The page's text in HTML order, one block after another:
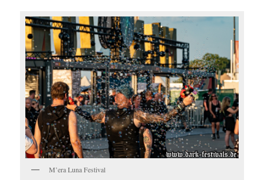
M’era Luna Festival